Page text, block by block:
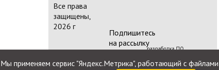
Все права
защищены,
2026 г
Подпишитесь
на рассылку
разработка ПО
сайта
Мы применяем сервис "Яндекс.Метрика", работающий с файлами